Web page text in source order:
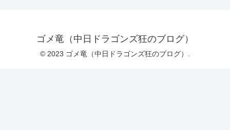
ゴメ竜（中日ドラゴンズ狂のブログ）
© 2023 ゴメ竜（中日ドラゴンズ狂のブログ）.